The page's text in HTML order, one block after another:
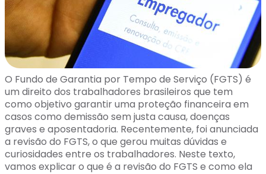
O Fundo de Garantia por Tempo de Serviço (FGTS) é
um direito dos trabalhadores brasileiros que tem
como objetivo garantir uma proteção financeira em
casos como demissão sem justa causa, doenças
graves e aposentadoria. Recentemente, foi anunciada
a revisão do FGTS, o que gerou muitas dúvidas e
curiosidades entre os trabalhadores. Neste texto,
vamos explicar o que é a revisão do FGTS e como ela